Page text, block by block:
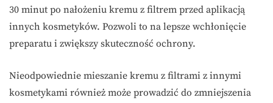
30 minut po nałożeniu kremu z filtrem przed aplikacją
innych kosmetyków. Pozwoli to na lepsze wchłonięcie
preparatu i zwiększy skuteczność ochrony.
Nieodpowiednie mieszanie kremu z filtrami z innymi
kosmetykami również może prowadzić do zmniejszenia